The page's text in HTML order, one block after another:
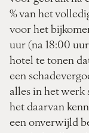
% van het
voor het
uur (na 18:00
hotel te tonen
een
alles in het werk
het daarvan
een onverwijld